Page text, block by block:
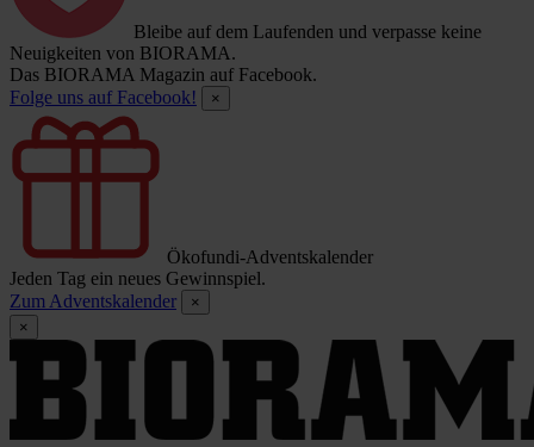
Bleibe auf dem Laufenden und verpasse keine
Neuigkeiten von BIORAMA.
Das BIORAMA Magazin auf Facebook.
Folge uns auf Facebook!
×
Ökofundi-Adventskalender
Jeden Tag ein neues Gewinnspiel.
Zum Adventskalender
×
×